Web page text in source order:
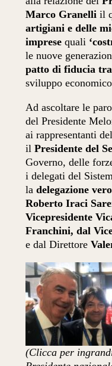
Marco Granelli il
artigiani e delle
imprese quali
le nuove
patto di fiducia
sviluppo
Ad ascoltare le
del Presidente
ai rappresentanti
ilPresidente del
Governo, delle
i delegati del
ladelegazione
Roberto Iraci
Vicepresidente
Franchini, dal
e dal Direttore
(Clicca per